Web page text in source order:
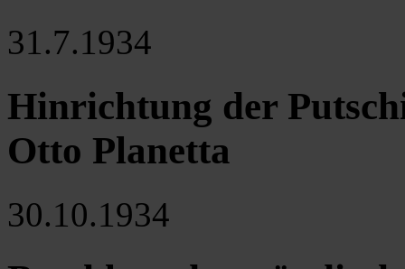
31.7.1934
Hinrichtung der
Otto Planetta
30.10.1934